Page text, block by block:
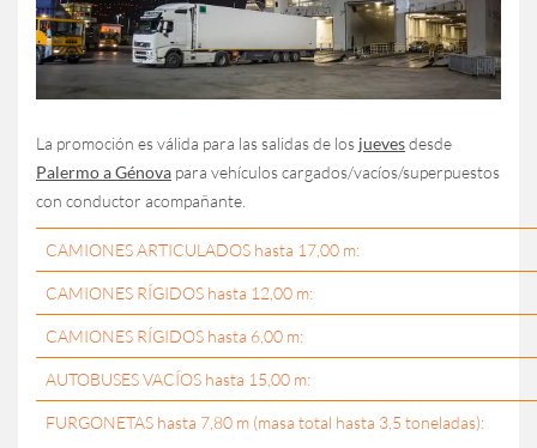
La promoción es válida para las salidas de los juevesdesde
Palermo a Génova para vehículos cargados/vacíos/superpuestos
con conductor acompañante.
CAMIONES ARTICULADOS hasta 17,00 m:
CAMIONES RÍGIDOS hasta 12,00 m:
CAMIONES RÍGIDOS hasta 6,00 m:
AUTOBUSES VACÍOS hasta 15,00 m:
FURGONETAS hasta 7,80 m (masa total hasta 3,5 toneladas):
web; pulsando "Saber más y personalizar" podrá personalizar sus
opciones en base a las cookies en el sitio web. Pulsar la tecla
"Rechazar" implica que permanecen activas las configuraciones
predefinidas y que, por lo tanto, sigue navegando sin cookies
distintas de las meramente técnicas. Si desea más información
sobre el funcionamiento de las cookies activas en el sitio, pulse
Saber más y personalizar
Rechazar Aceptar